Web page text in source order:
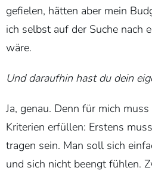
gefielen, hätten aber mein
ich selbst auf der Suche nach
wäre.
Und daraufhin hast du dein
Ja, genau. Denn für mich
Kriterien erfüllen: Erstens
tragen sein. Man soll sich
und sich nicht beengt fühlen.